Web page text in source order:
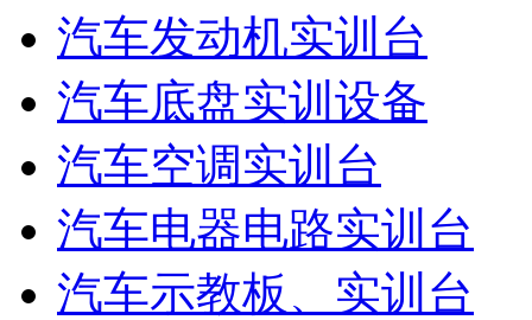
汽车发动机实训台
汽车底盘实训设备
汽车空调实训台
汽车电器电路实训台
汽车示教板、实训台